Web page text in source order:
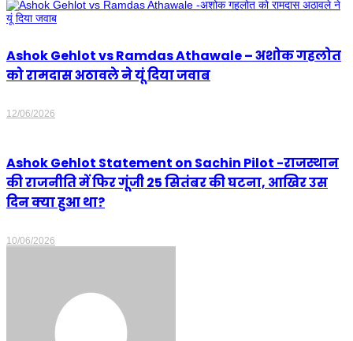
Ashok Gehlot vs Ramdas Athawale – अशोक गहलोत
को रामदास अठावले ने यूं दिया जवाब
12/06/2026
Ashok Gehlot Statement on Sachin Pilot -राजस्थान
की राजनीति में फिर गूंजी 25 सितंबर की घटना, आखिर उस
दिन क्या हुआ था?
10/06/2026